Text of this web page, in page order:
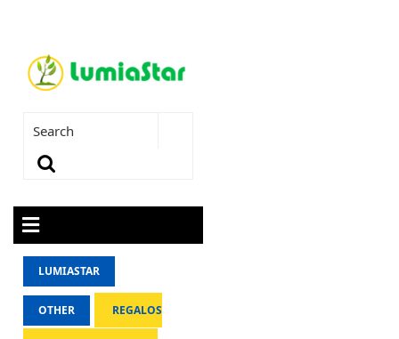
LUMIASTAR
OTHER REGALOS